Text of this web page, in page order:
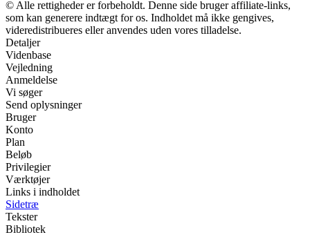
© Alle rettigheder er forbeholdt. Denne side bruger affiliate-links,
som kan generere indtægt for os. Indholdet må ikke gengives,
videredistribueres eller anvendes uden vores tilladelse.
Detaljer
Videnbase
Vejledning
Anmeldelse
Vi søger
Send oplysninger
Bruger
Konto
Plan
Beløb
Privilegier
Værktøjer
Links i indholdet
Sidetræ
Tekster
Bibliotek